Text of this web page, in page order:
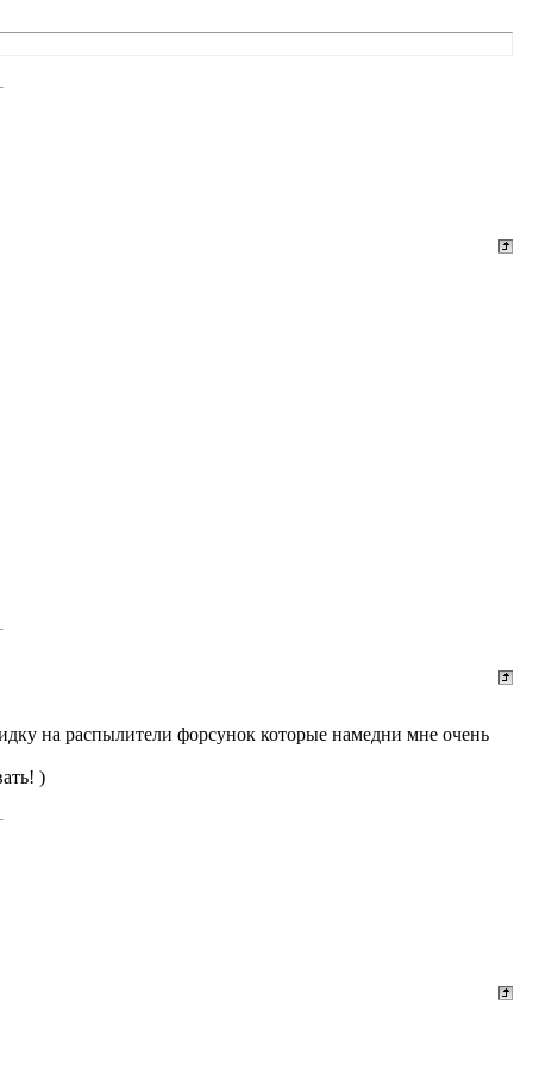
на распылители форсунок которые намедни мне очень
)